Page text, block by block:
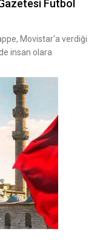
Futbol
Movistar'a verdiği
insan olara